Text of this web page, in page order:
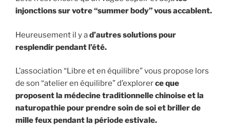
injonctions sur votre “summer body” vous accablent.
Heureusement il y ad’autres solutions pour
resplendir pendant l’été.
L’association “Libre et en équilibre” vous propose lors
de son “atelier en équilibre” d’explorerce que
proposent la médecine traditionnelle chinoise et la
naturopathie pour prendre soin de soi et briller de
mille feux pendant la période estivale.